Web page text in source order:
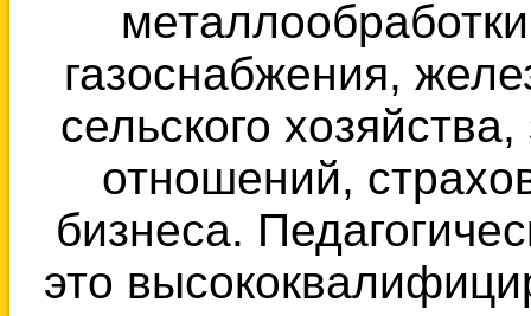
газоснабжения,
сельского
отношений,
бизнеса.
это